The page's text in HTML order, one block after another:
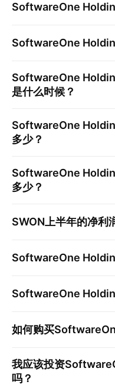
SoftwareOne
SoftwareOne
SoftwareOne
是什么时候？
SoftwareOne
多少？
SoftwareOne
多少？
SWON 上半年的净利
SoftwareOne
SoftwareOne
如何购买
我应该投资
吗？